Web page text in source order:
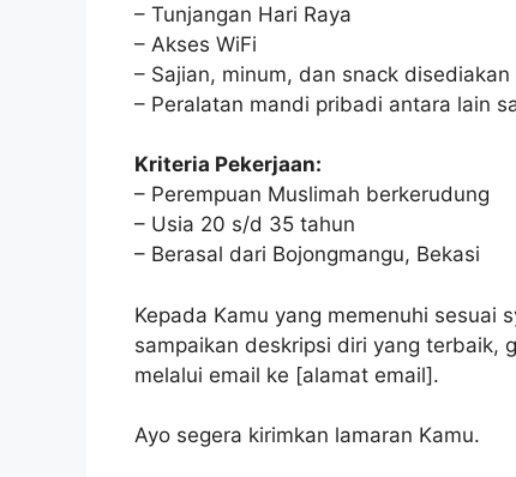
– Tunjangan Hari Raya
– Akses WiFi
– Sajian, minum, dan snack disediakan
– Peralatan mandi pribadi antara lain
Kriteria Pekerjaan:
– Perempuan Muslimah berkerudung
– Usia 20 s/d 35 tahun
– Berasal dari Bojongmangu, Bekasi
Kepada Kamu yang memenuhi
sampaikan deskripsi diri yang terbaik,
melalui email ke [alamat email].
Ayo segera kirimkan lamaran Kamu.